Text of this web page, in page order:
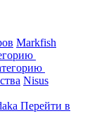
Markfish
Nisus
Перейти в